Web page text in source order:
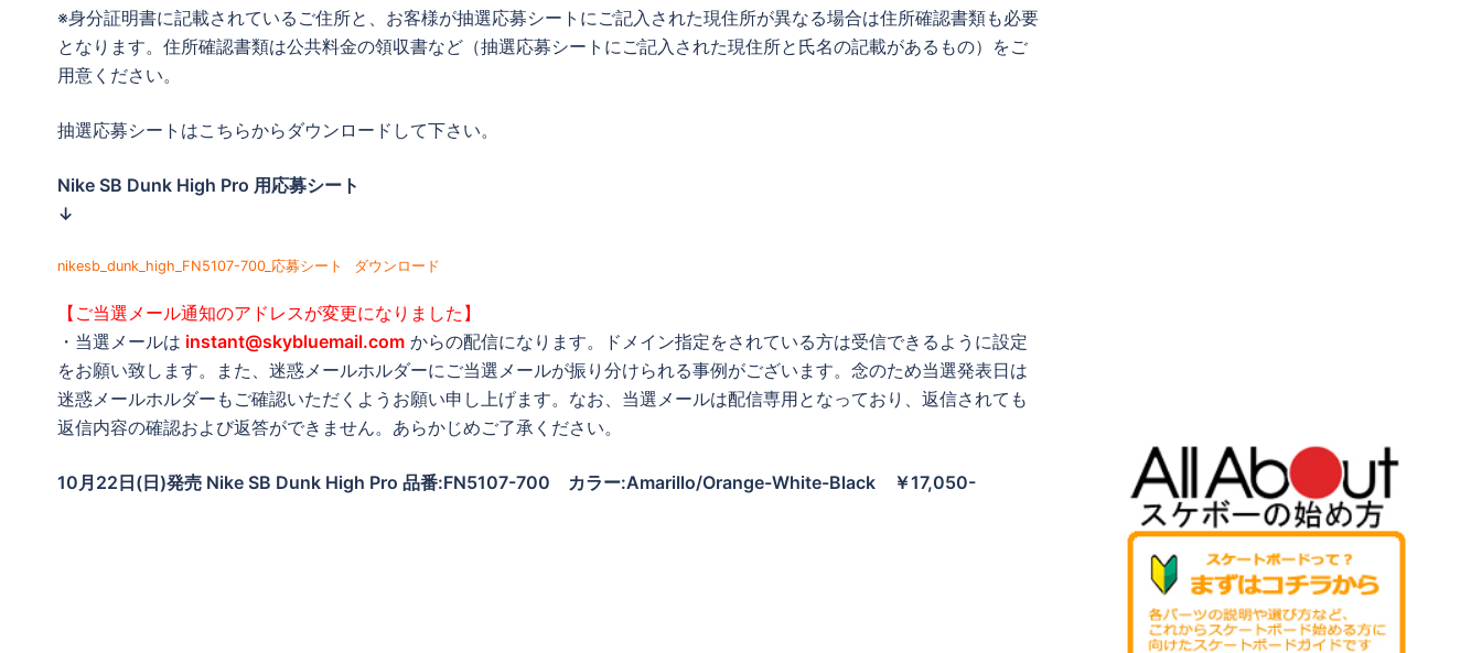
※身分証明書に記載されているご住所と、お客様が抽選応募シートにご記入された現住所が異なる場合は住所確認書類も必要
となります。住所確認書類は公共料金の領収書など（抽選応募シートにご記入された現住所と氏名の記載があるもの）をご
用意ください。
抽選応募シートはこちらからダウンロードして下さい。
Nike SB Dunk High Pro 用応募シート
↓
nikesb_dunk_high_FN5107-700_応募シート ダウンロード
【ご当選メール通知のアドレスが変更になりました】
・当選メールは instant@skybluemail.com からの配信になります。ドメイン指定をされている方は受信できるように設定
をお願い致します。また、迷惑メールホルダーにご当選メールが振り分けられる事例がございます。念のため当選発表日は
迷惑メールホルダーもご確認いただくようお願い申し上げます。なお、当選メールは配信専用となっており、返信されても
返信内容の確認および返答ができません。あらかじめご了承ください。
10月22日(日)発売 Nike SB Dunk High Pro 品番:FN5107-700 カラー:Amarillo/Orange-White-Black ￥17,050-